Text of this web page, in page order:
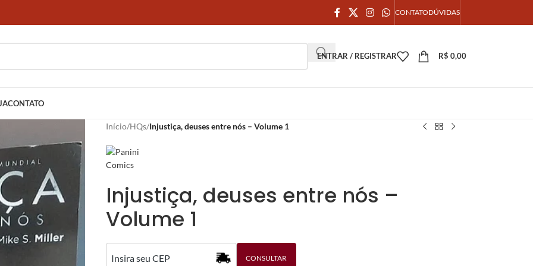
CONTATODÚVIDAS
ENTRAR / REGISTRAR R$ 0,00
CONTATO
Início/HQs/Injustiça, deuses entre nós – Volume 1
Injustiça, deuses entre nós –
Volume 1
CONSULTAR